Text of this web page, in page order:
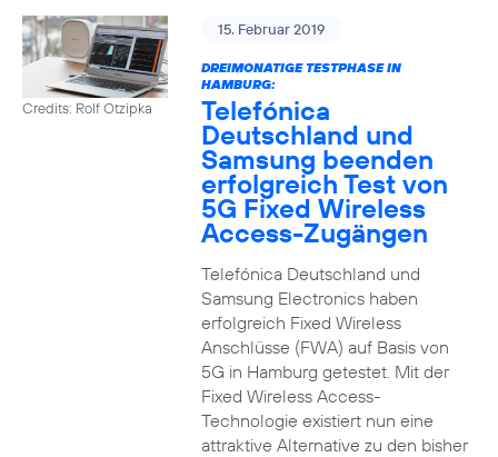
Credits: Rolf Otzipka
15. Februar 2019
DREIMONATIGE TESTPHASE IN
HAMBURG:
Telefónica
Deutschland und
Samsung beenden
erfolgreich Test von
5G Fixed Wireless
Access-Zugängen
Telefónica Deutschland und
Samsung Electronics haben
erfolgreich Fixed Wireless
Anschlüsse (FWA) auf Basis von
5G in Hamburg getestet. Mit der
Fixed Wireless Access-
Technologie existiert nun eine
attraktive Alternative zu den bisher